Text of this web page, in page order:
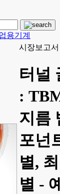
용기계
시장보고서
터널
:
지름
포넌
별,
별 -